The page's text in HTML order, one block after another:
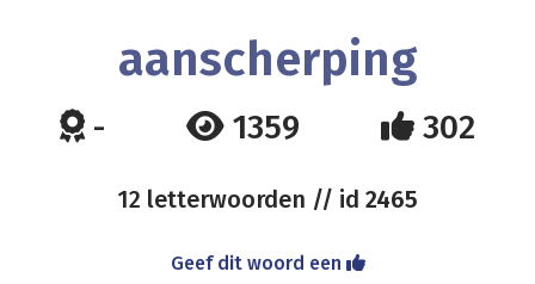
aanscherping
- 1359 302
12 letterwoorden // id 2465
Geef dit woord een